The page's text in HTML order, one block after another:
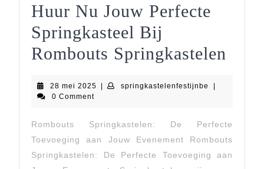
Huur Nu Jouw Perfecte
Springkasteel Bij
Rombouts Springkastelen
Bij
28 mei 2025 28| springkastelenfestijnbe
|
0 Comment
Rombouts Springkastelen: De Perfecte
Toevoeging aan Jouw Evenement Rombouts
Springkastelen: De Perfecte Toevoeging aan